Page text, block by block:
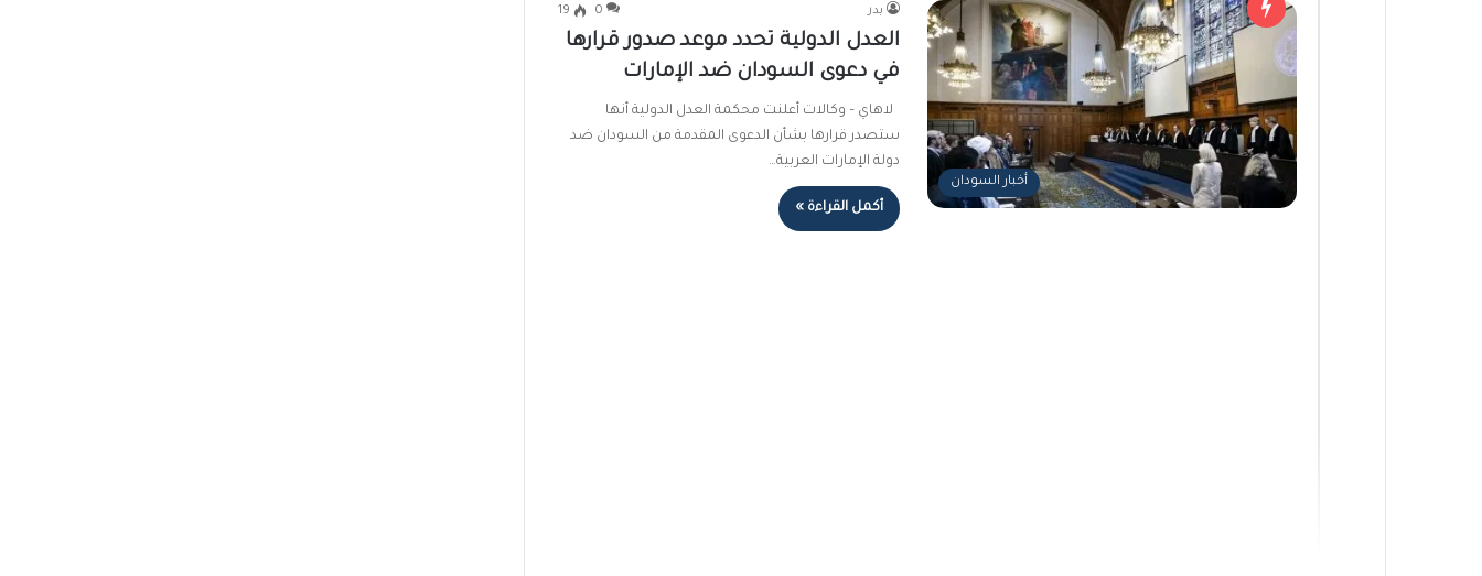
أخبار السودان
بدر 0
19
العدل الدولية تحدد موعد صدور قرارها
في دعوى السودان ضد الإمارات
لاهاي – وكالات أعلنت محكمة العدل الدولية أنها
ستصدر قرارها بشأن الدعوى المقدمة من السودان ضد
دولة الإمارات العربية…
أكمل القراءة »